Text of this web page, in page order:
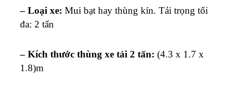
– Loại xe: Mui bạt hay thùng kín. Tải trọng tối
đa: 2 tấn
– Kích thước thùng xe tải 2 tấn: (4.3 x 1.7 x
1.8)m